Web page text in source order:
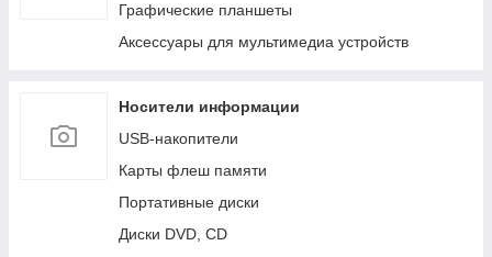
Графические планшеты
Аксессуары для мультимедиа устройств
Носители информации
USB-накопители
Карты флеш памяти
Портативные диски
Диски DVD, CD